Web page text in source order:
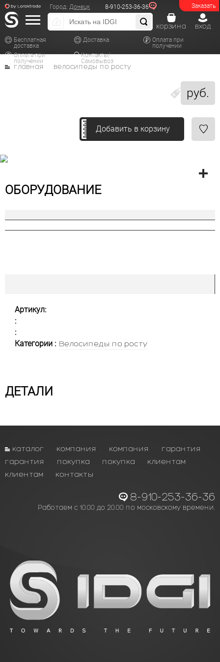
Заказать
Город: Донецк 8-910-253-36-36
Бесплатная
доставка
Доставка
Оплата при
получении
Оплата при
получении
Контакты/
Самовывоз
вход
корзина
руб.
главная велосипеды по росту
Добавить в корзину
ОБОРУДОВАНИЕ
Артикул:
:
:
Категории : Велосипеды по росту
ДЕТАЛИ
каталог компания компания
гарантия
гарантия
покупка покупка
клиентам
клиентам
контакты
8-910-253-36-36
Работаем с 10.00 до 20.00 по московскому времени.